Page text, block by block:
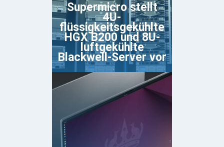
Supermicro stellt
4U-
flüssigkeitsgekühlte
HGX B200 und 8U-
luftgekühlte
Blackwell-Server vor